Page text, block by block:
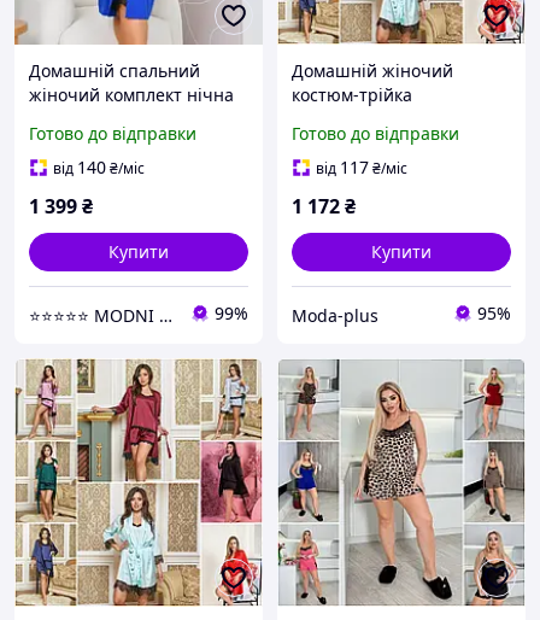
Домашній спальний
жіночий комплект нічна
великих розмірів 48-66
Готово до відправки
від 140₴/міс
1 399₴
Купити
⭐⭐⭐⭐⭐ MODNI ⭐⭐⭐⭐⭐ 99%
Домашній жіночий
костюм-трійка
Готово до відправки
від 117₴/міс
1 172₴
Купити
Moda-plus 95%